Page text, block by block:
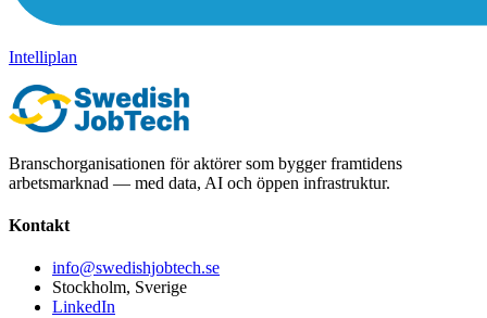
Intelliplan
Branschorganisationen för aktörer som bygger framtidens
arbetsmarknad — med data, AI och öppen infrastruktur.
Kontakt
info@swedishjobtech.se
Stockholm, Sverige
LinkedIn